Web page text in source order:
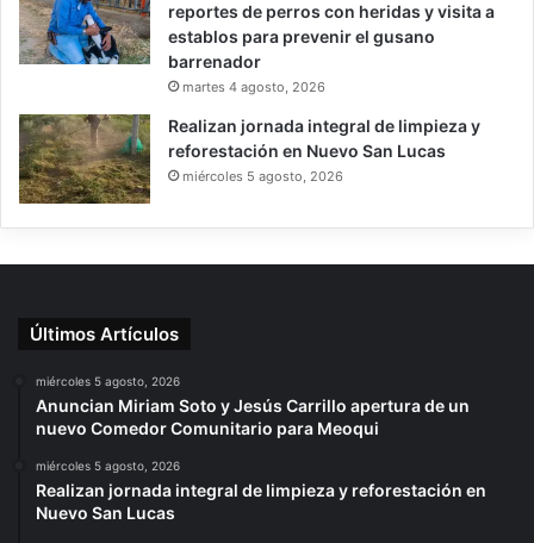
reportes de perros con heridas y visita a
establos para prevenir el gusano
barrenador
martes 4 agosto, 2026
Realizan jornada integral de limpieza y
reforestación en Nuevo San Lucas
miércoles 5 agosto, 2026
Últimos Artículos
miércoles 5 agosto, 2026
Anuncian Miriam Soto y Jesús Carrillo apertura de un
nuevo Comedor Comunitario para Meoqui
miércoles 5 agosto, 2026
Realizan jornada integral de limpieza y reforestación en
Nuevo San Lucas